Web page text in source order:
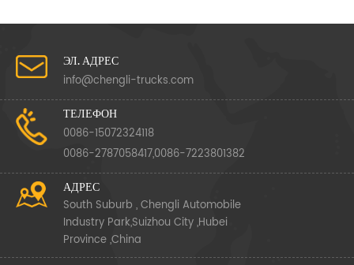
ЭЛ. АДРЕС
info@chengli-trucks.com
ТЕЛЕФОН
0086-15072324118
0086-2787058417,0086-7223801382
АДРЕС
South Suburb , Chengli Automobile
Industry Park,Suizhou City ,Hubei
Province ,China